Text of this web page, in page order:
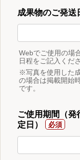
成果物のご発送
Webでご使用の場
日程をご記入くださ
※写真を使用した
の場合は掲載開始
です。
ご使用期間（
定日）